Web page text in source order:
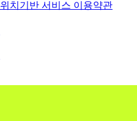
위치기반 서비스 이용약관